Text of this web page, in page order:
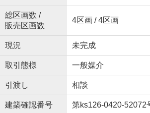
総区画数 /
販売区画数
4区画 / 4区画
現況 未完成
取引態様 一般媒介
引渡し 相談
建築確認番号 第ks126-0420-52072